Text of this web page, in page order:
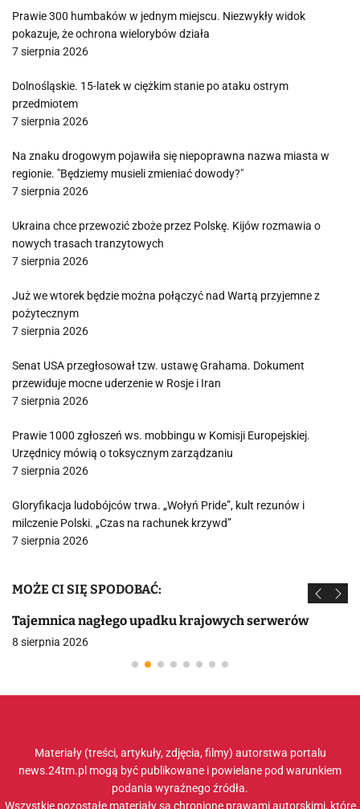
Prawie 300 humbaków w jednym miejscu. Niezwykły widok
pokazuje, że ochrona wielorybów działa
7 sierpnia 2026
Dolnośląskie. 15-latek w ciężkim stanie po ataku ostrym
przedmiotem
7 sierpnia 2026
Na znaku drogowym pojawiła się niepoprawna nazwa miasta w
regionie. "Będziemy musieli zmieniać dowody?"
7 sierpnia 2026
Ukraina chce przewozić zboże przez Polskę. Kijów rozmawia o
nowych trasach tranzytowych
7 sierpnia 2026
Już we wtorek będzie można połączyć nad Wartą przyjemne z
pożytecznym
7 sierpnia 2026
Senat USA przegłosował tzw. ustawę Grahama. Dokument
przewiduje mocne uderzenie w Rosje i Iran
7 sierpnia 2026
Prawie 1000 zgłoszeń ws. mobbingu w Komisji Europejskiej.
Urzędnicy mówią o toksycznym zarządzaniu
7 sierpnia 2026
Gloryfikacja ludobójców trwa. „Wołyń Pride”, kult rezunów i
milczenie Polski. „Czas na rachunek krzywd”
7 sierpnia 2026
MOŻE CI SIĘ SPODOBAĆ:
Tajemnica nagłego upadku krajowych serwerów
8 sierpnia 2026
Materiały (treści, artykuły, zdjęcia, filmy) autorstwa portalu
news.24tm.pl mogą być publikowane i powielane pod warunkiem
podania wyraźnego źródła.
Wszystkie pozostałe materiały są chronione prawami autorskimi, które